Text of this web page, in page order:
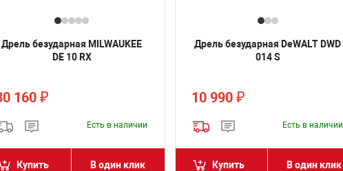
Дрель безударная MILWAUKEE
DE 10 RX
160 ₽
Есть в наличии
Купить В один клик
Дрель безударная DeWALT DWD
014 S
10 990 ₽
Есть в наличии
Купить В один клик